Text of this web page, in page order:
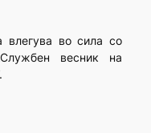
влегува во сила со
весник на
1